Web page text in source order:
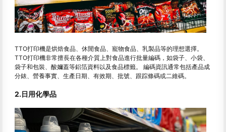
TTO打印機是烘焙食品、休閒食品、寵物食品、乳製品等的理想選擇。
TTO打印機非常擅長在各種介質上對食品進行批量編碼，如袋子、小袋、
袋子和包裝、酸嬭蓋等鋁箔資料以及食品標籤。 編碼資訊通常包括產品成
分錶、營養事實、生產日期、有效期、批號、跟踪條碼或二維碼。
2.日用化學品